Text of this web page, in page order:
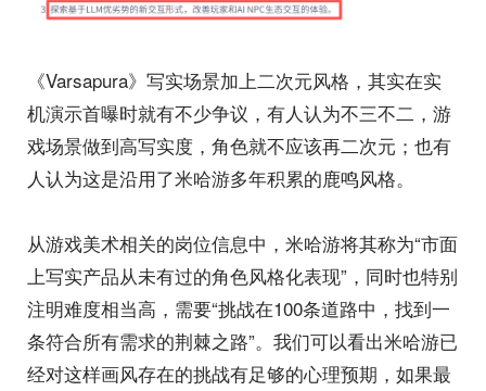
《Varsapura》写实场景加上二次元风格，其实在实
机演示首曝时就有不少争议，有人认为不三不二，游
戏场景做到高写实度，角色就不应该再二次元；也有
人认为这是沿用了米哈游多年积累的鹿鸣风格。
从游戏美术相关的岗位信息中，米哈游将其称为“市面
上写实产品从未有过的角色风格化表现”，同时也特别
注明难度相当高，需要“挑战在100条道路中，找到一
条符合所有需求的荆棘之路”。我们可以看出米哈游已
经对这样画风存在的挑战有足够的心理预期，如果最